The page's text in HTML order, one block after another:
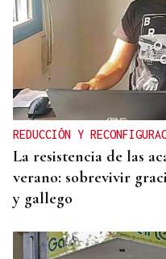
REDUCCIÓN Y
La resistencia de las
verano: sobrevivir
y gallego